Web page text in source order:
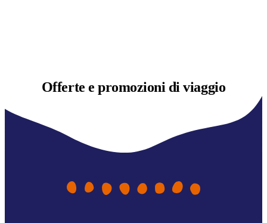
Offerte epromozioni di viaggio